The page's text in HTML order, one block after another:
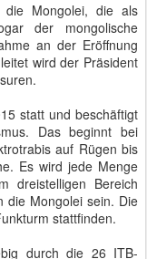
die Mongolei, die als
der mongolische
an der Eröffnung
wird der Präsident
statt und beschäftigt
Das beginnt bei
auf Rügen bis
Es wird jede Menge
dreistelligen Bereich
die Mongolei sein. Die
stattfinden.
durch die 26 ITB-